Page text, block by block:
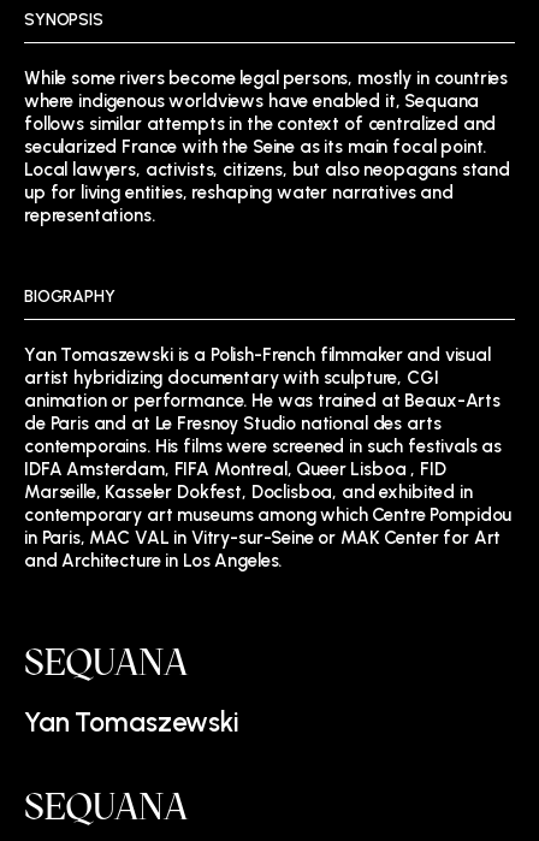
SYNOPSIS
While some rivers become legal persons, mostly in countries
where indigenous worldviews have enabled it, Sequana
follows similar attempts in the context of centralized and
secularized France with the Seine as its main focal point.
Local lawyers, activists, citizens, but also neopagans stand
up for living entities, reshaping water narratives and
representations.
BIOGRAPHY
Yan Tomaszewski is a Polish-French filmmaker and visual
artist hybridizing documentary with sculpture, CGI
animation or performance. He was trained at Beaux-Arts
de Paris and at Le Fresnoy Studio national des arts
contemporains. His films were screened in such festivals as
IDFA Amsterdam, FIFA Montreal, Queer Lisboa , FID
Marseille, Kasseler Dokfest, Doclisboa, and exhibited in
contemporary art museums among which Centre Pompidou
in Paris, MAC VAL in Vitry-sur-Seine or MAK Center for Art
and Architecture in Los Angeles.
SEQUANA
Yan Tomaszewski
SEQUANA